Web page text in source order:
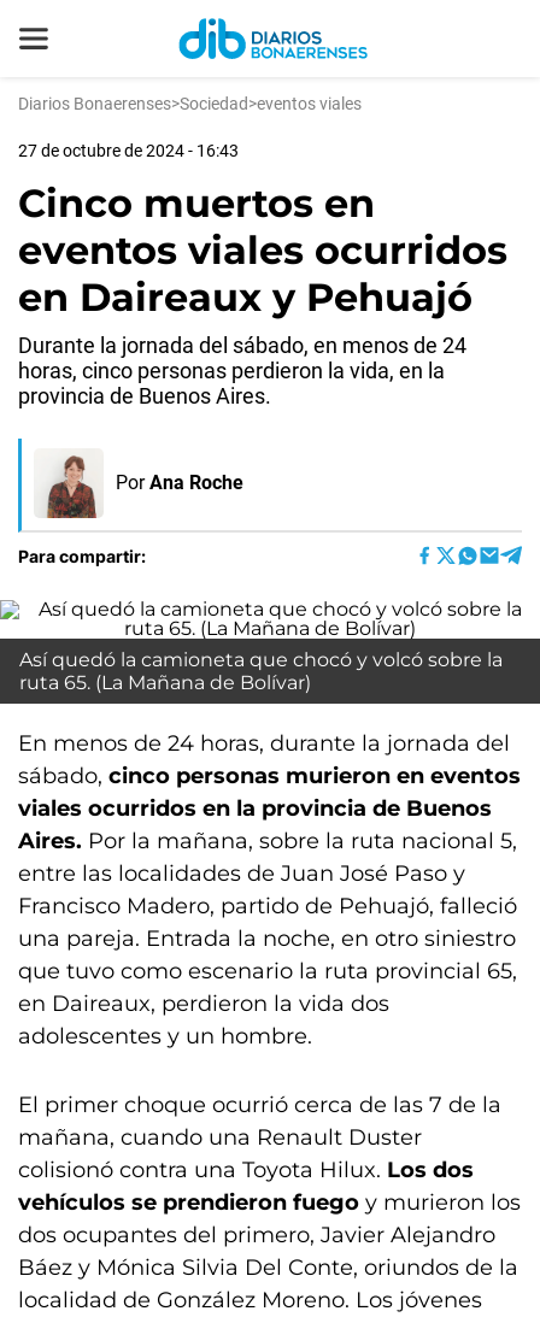
Diarios Bonaerenses>Sociedad>eventos viales
27 de octubre de 2024 - 16:43
Cinco muertos en
eventos viales ocurridos
en Daireaux y Pehuajó
Durante la jornada del sábado, en menos de 24
horas, cinco personas perdieron la vida, en la
provincia de Buenos Aires.
Por Ana Roche
Para compartir:
Así quedó la camioneta que chocó y volcó sobre la
ruta 65. (La Mañana de Bolívar)
En menos de 24 horas, durante la jornada del
sábado, cinco personas murieron en eventos
viales ocurridos en la provincia de Buenos
Aires. Por la mañana, sobre la ruta nacional 5,
entre las localidades de Juan José Paso y
Francisco Madero, partido de Pehuajó, falleció
una pareja. Entrada la noche, en otro siniestro
que tuvo como escenario la ruta provincial 65,
en Daireaux, perdieron la vida dos
adolescentes y un hombre.
El primer choque ocurrió cerca de las 7 de la
mañana, cuando una Renault Duster
colisionó contra una Toyota Hilux. Los dos
vehículos se prendieron fuego y murieron los
dos ocupantes del primero, Javier Alejandro
Báez y Mónica Silvia Del Conte, oriundos de la
localidad de González Moreno. Los jóvenes